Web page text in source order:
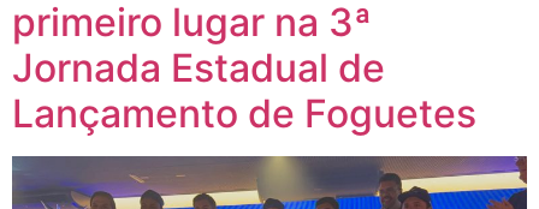
primeiro lugar na 3ª
Jornada Estadual de
Lançamento de Foguetes